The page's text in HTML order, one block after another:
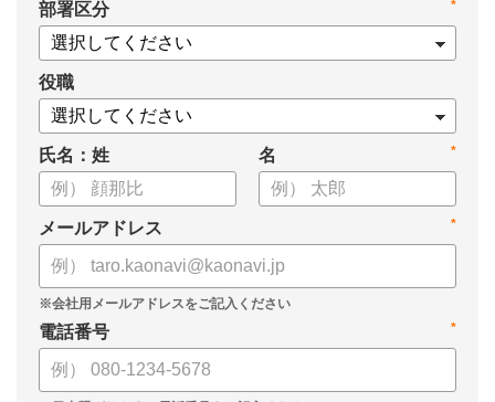
*
部署区分
役職
氏名：姓 *
名
*
メールアドレス
*
電話番号